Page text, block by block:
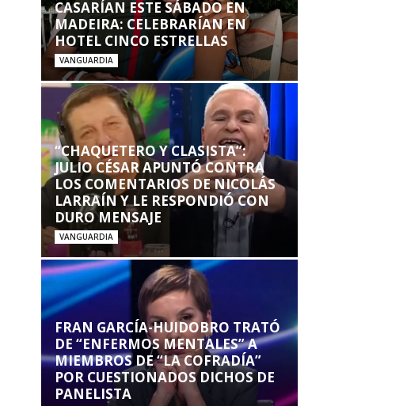
CASARÍAN ESTE SÁBADO EN
MADEIRA: CELEBRARÍAN EN
HOTEL CINCO ESTRELLAS
VANGUARDIA
“CHAQUETERO Y CLASISTA”:
JULIO CÉSAR APUNTÓ CONTRA
LOS COMENTARIOS DE NICOLÁS
LARRAÍN Y LE RESPONDIÓ CON
DURO MENSAJE
VANGUARDIA
FRAN GARCÍA-HUIDOBRO TRATÓ
DE “ENFERMOS MENTALES” A
MIEMBROS DE “LA COFRADÍA”
POR CUESTIONADOS DICHOS DE
PANELISTA